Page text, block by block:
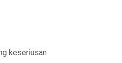
keseriusan